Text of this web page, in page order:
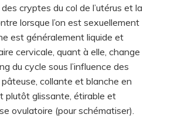
cryptes du col de l’utérus et la
lorsque l’on est sexuellement
est généralement liquide et
cervicale, quant à elle, change
du cycle sous l’influence des
collante et blanche en
plutôt glissante, étirable et
ovulatoire (pour schématiser).